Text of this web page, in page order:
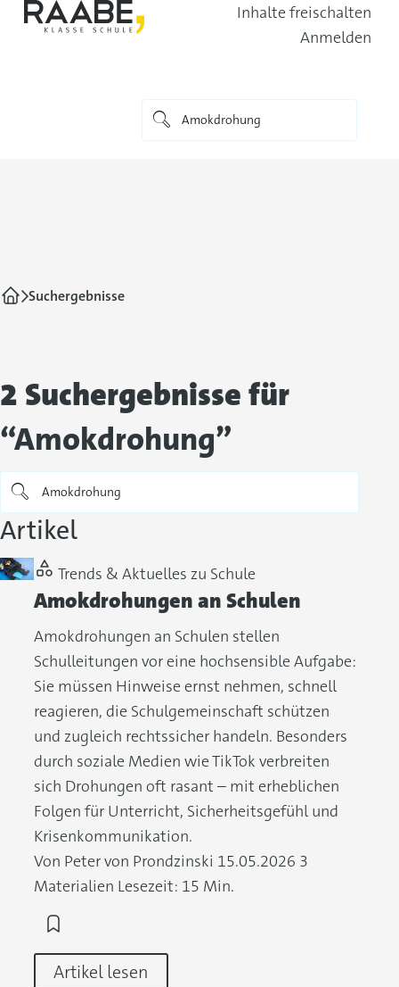
Inhalte freischalten
Anmelden
Suchergebnisse
2 Suchergebnisse für
“Amokdrohung”
Artikel
Trends & Aktuelles zu Schule
Amokdrohungen an Schulen
Amokdrohungen an Schulen stellen
Schulleitungen vor eine hochsensible Aufgabe:
Sie müssen Hinweise ernst nehmen, schnell
reagieren, die Schulgemeinschaft schützen
und zugleich rechtssicher handeln. Besonders
durch soziale Medien wie TikTok verbreiten
sich Drohungen oft rasant – mit erheblichen
Folgen für Unterricht, Sicherheitsgefühl und
Krisenkommunikation.
Von Peter von Prondzinski 15.05.2026 3
Materialien Lesezeit: 15 Min.
Artikel lesen